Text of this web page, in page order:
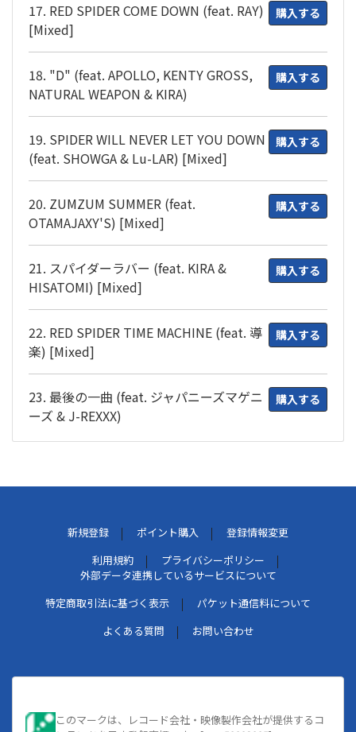
17. RED SPIDER COME DOWN (feat. RAY)
[Mixed]
購入する
18. "D" (feat. APOLLO, KENTY GROSS,
NATURAL WEAPON & KIRA)
購入する
19. SPIDER WILL NEVER LET YOU DOWN
(feat. SHOWGA & Lu-LAR) [Mixed]
購入する
20. ZUMZUM SUMMER (feat.
OTAMAJAXY'S) [Mixed]
購入する
21. スパイダーラバー (feat. KIRA &
HISATOMI) [Mixed]
購入する
22. RED SPIDER TIME MACHINE (feat. 導
楽) [Mixed]
購入する
23. 最後の一曲 (feat. ジャパニーズマゲニ
ーズ & J-REXXX)
購入する
新規登録 ポイント購入
登録情報変更
利用規約
プライバシーポリシー
外部データ連携しているサービスについて
特定商取引法に基づく表示
パケット通信料について
よくある質問
お問い合わせ
このマークは、レコード会社・映像製作会社が提供するコ